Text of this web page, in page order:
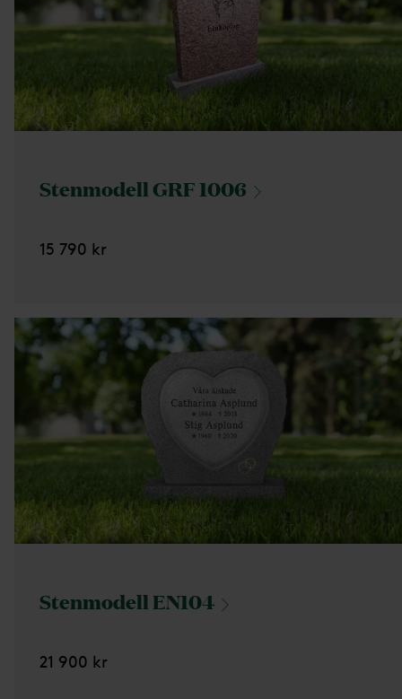
Stenmodell GRF1006
15 790 kr
StenmodellEN104
21 900 kr